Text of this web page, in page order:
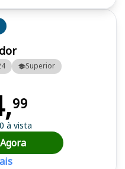
Superior
99
à vista